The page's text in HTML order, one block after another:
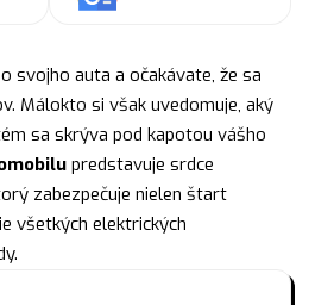
svojho auta a očakávate, že sa
Málokto si však uvedomuje, aký
sa skrýva pod kapotou vášho
predstavuje srdce
zabezpečuje nielen štart
všetkých elektrických